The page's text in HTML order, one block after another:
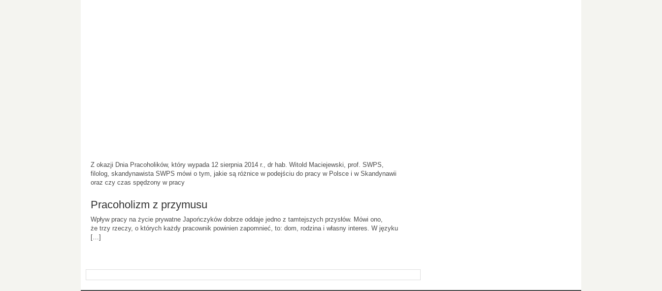
Z okazji Dnia Pracoholików, który wypada 12 sierpnia 2014 r., dr hab. Witold Maciejewski, prof. SWPS,
filolog, skandynawista SWPS mówi o tym, jakie są różnice w podejściu do pracy w Polsce i w Skandynawii
oraz czy czas spędzony w pracy
Pracoholizm z przymusu
Wpływ pracy na życie prywatne Japończyków dobrze oddaje jedno z tamtejszych przysłów. Mówi ono,
że trzy rzeczy, o których każdy pracownik powinien zapomnieć, to: dom, rodzina i własny interes. W języku
[…]